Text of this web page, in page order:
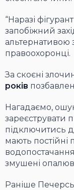
“Наразі
запобіжний
альтернативою
правоохоронці.
За скоєні
років
Нагадаємо,
зареєструвати
підключитись
мають постійні
змушені
Раніше